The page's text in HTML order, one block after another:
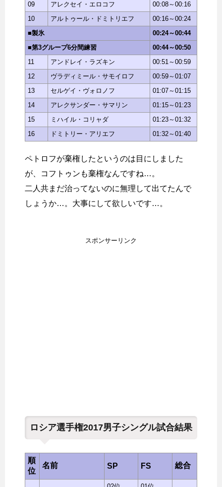
09
アレクセイ・エロコフ
00:08～00:16
10
アルトゥール・ドミトリエフ
00:16～00:24
■製氷
00:24～00:44
■第3グループ6分間練習
00:44～00:50
11
アンドレイ・ラズキン
00:51～00:59
12
ヴラディミール・サモイロフ
00:59～01:07
13
セルゲイ・ヴォロノフ
01:07～01:15
14
アレクサンダー・サマリン
01:15～01:23
15
ミハイル・コリャダ
01:23～01:32
16
ドミトリー・アリエフ 01:32～01:40
ペトロフが棄権したというのは目にしました
が、コフトゥンも棄権なんですね…。
二人共まだ治ってないのに無理して出てたんで
しょうか…。大事にして欲しいです…。
スポンサーリンク
ロシア選手権2017男子シングル試合結果
順
位
名前 SP FS 総合